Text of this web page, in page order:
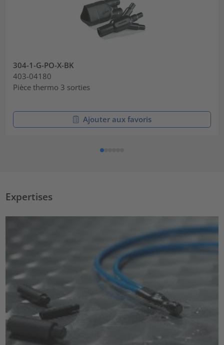
304-1-G-PO-X-BK
403-04180
Pièce thermo 3 sorties
Ajouter aux favoris
Expertises